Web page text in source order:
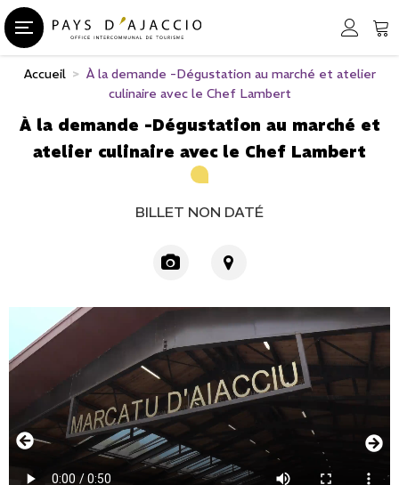
Accueil > À la demande -Dégustation au marché et atelier
culinaire avec le Chef Lambert
À la demande -Dégustation au marché et
atelier culinaire avec le Chef Lambert
BILLET NON DATÉ